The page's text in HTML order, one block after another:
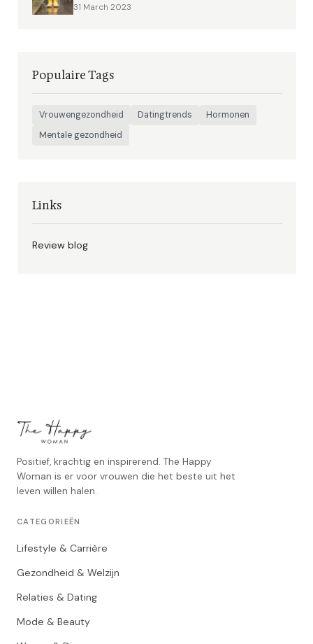
31 March 2023
Populaire Tags
Vrouwengezondheid Datingtrends
Hormonen
Mentale gezondheid
Links
Review blog
Positief, krachtig en inspirerend. The Happy
Woman is er voor vrouwen die het beste uit het
leven willen halen.
CATEGORIEËN
Lifestyle & Carrière
Gezondheid & Welzijn
Relaties & Dating
Mode & Beauty